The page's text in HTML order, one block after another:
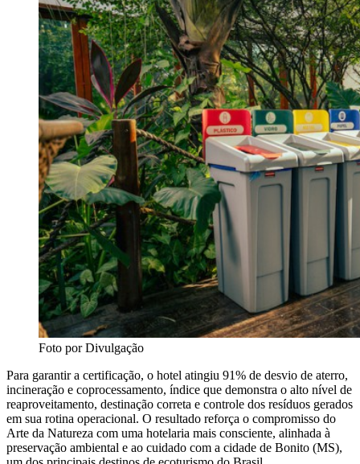
Foto por Divulgação
Para garantir a certificação, o hotel atingiu 91% de desvio de aterro,
incineração e coprocessamento, índice que demonstra o alto nível de
reaproveitamento, destinação correta e controle dos resíduos gerados
em sua rotina operacional. O resultado reforça o compromisso do
Arte da Natureza com uma hotelaria mais consciente, alinhada à
preservação ambiental e ao cuidado com a cidade de Bonito (MS),